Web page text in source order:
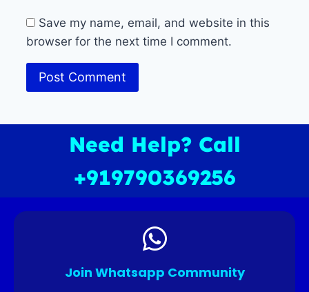
Save my name, email, and website in this
browser for the next time I comment.
Need Help? Call
+919790369256
Join Whatsapp Community